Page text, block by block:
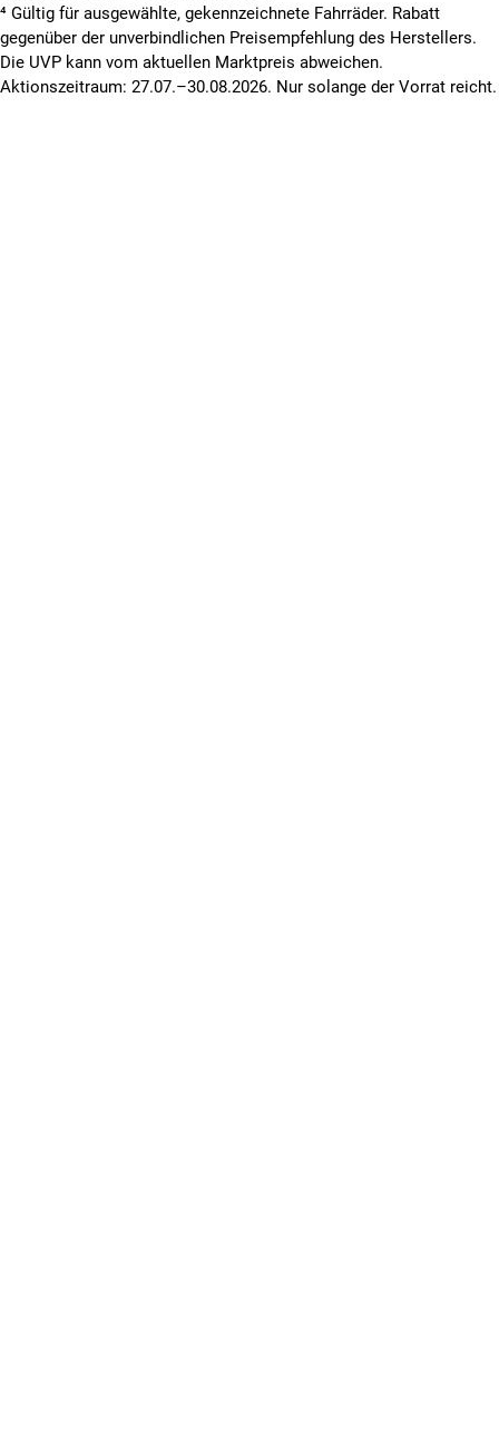
⁴ Gültig für ausgewählte, gekennzeichnete Fahrräder. Rabatt
gegenüber der unverbindlichen Preisempfehlung des Herstellers.
Die UVP kann vom aktuellen Marktpreis abweichen.
Aktionszeitraum: 27.07.–30.08.2026. Nur solange der Vorrat reicht.